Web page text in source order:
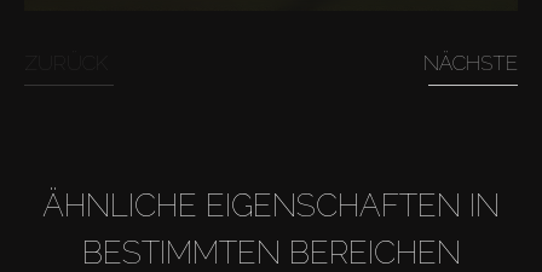
NÄCHSTE
ÄHNLICHE EIGENSCHAFTEN IN
BESTIMMTEN BEREICHEN